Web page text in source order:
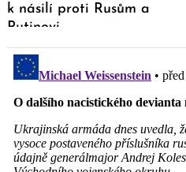
k násilí proti Rusům a
Putinovi